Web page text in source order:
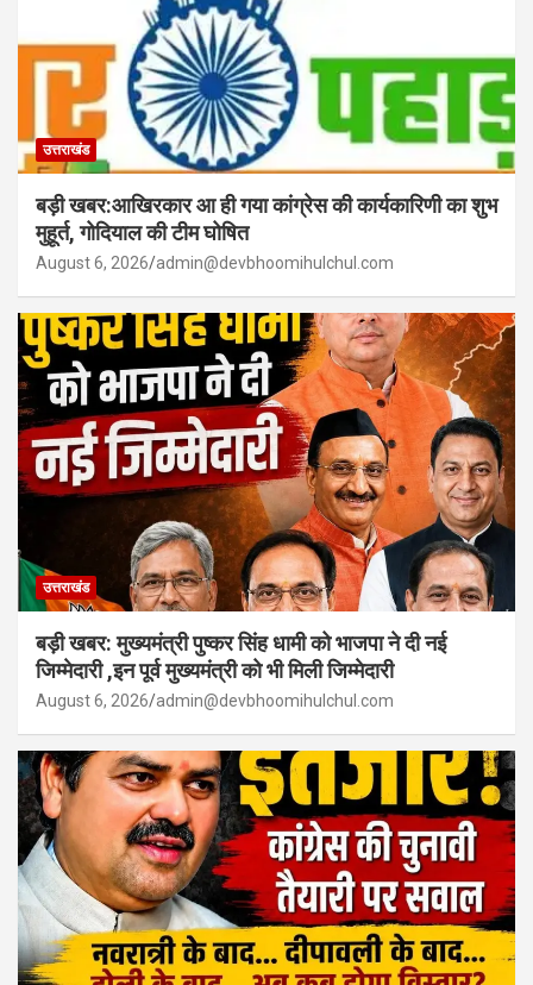
उत्तराखंड
बड़ी खबर:आखिरकार आ ही गया कांग्रेस की कार्यकारिणी का शुभ
मुहूर्त, गोदियाल की टीम घोषित
August 6, 2026 admin@devbhoomihulchul.com
उत्तराखंड
बड़ी खबर: मुख्यमंत्री पुष्कर सिंह धामी को भाजपा ने दी नई
जिम्मेदारी ,इन पूर्व मुख्यमंत्री को भी मिली जिम्मेदारी
August 6, 2026 admin@devbhoomihulchul.com